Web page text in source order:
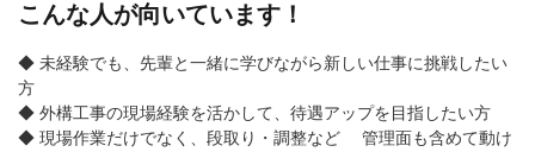
こんな人が向いています！
◆ 未経験でも、先輩と一緒に学びながら新しい仕事に挑戦したい
方
◆ 外構工事の現場経験を活かして、待遇アップを目指したい方
◆ 現場作業だけでなく、段取り・調整など 管理面も含めて動け